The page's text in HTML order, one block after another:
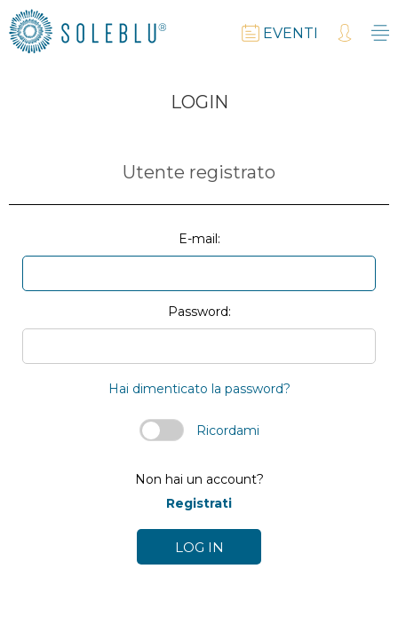
EVENTI
LOGIN
Utente registrato
E-mail:
Password:
Hai dimenticato la password?
Ricordami
Non hai un account?
Registrati